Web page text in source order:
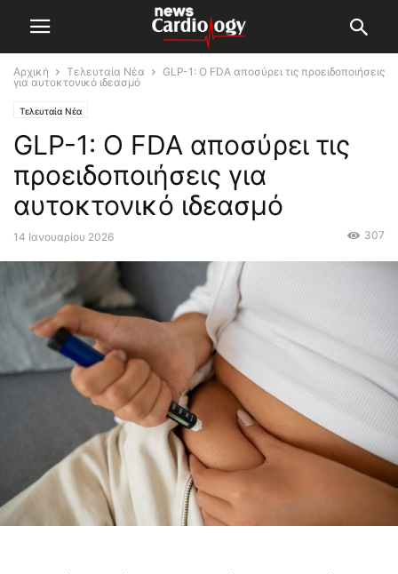
Αρχική Τελευταία Νέα
GLP-1: Ο FDA αποσύρει τις προειδοποιήσεις
για αυτοκτονικό ιδεασμό
Τελευταία Νέα
GLP-1: Ο FDA αποσύρει τις
προειδοποιήσεις για
αυτοκτονικό ιδεασμό
14 Ιανουαρίου 2026 307